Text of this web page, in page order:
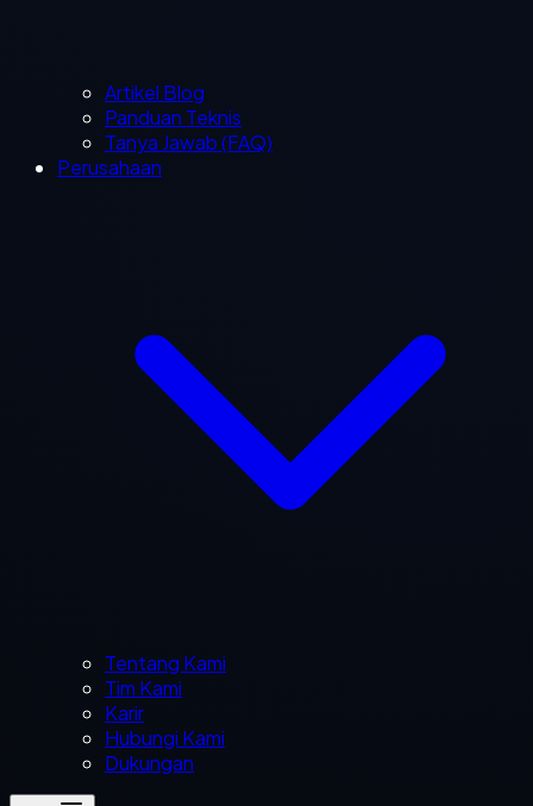
Artikel Blog
Panduan Teknis
Tanya Jawab (FAQ)
Perusahaan
Tentang Kami
Tim Kami
Karir
Hubungi Kami
Dukungan